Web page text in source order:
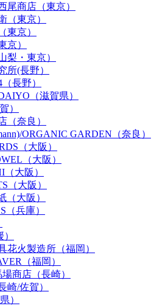
尾商店（東京）
（東京）
東京）
京）
梨・東京）
所(長野）
長野）
（滋賀県）
）
（奈良）
ORGANIC GARDEN（奈良）
（大阪）
（大阪）
（大阪）
（大阪）
（大阪）
（兵庫）
花火製造所（福岡）
（福岡）
商店（長崎）
崎/佐賀）
）